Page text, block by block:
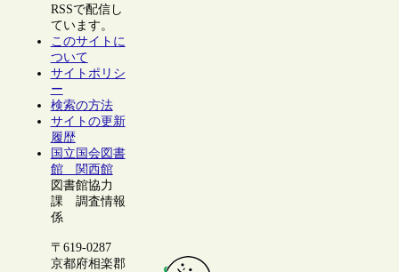
RSSで配信し
ています。
このサイトに
ついて
サイトポリシ
ー
検索の方法
サイトの更新
履歴
国立国会図書
館 関西館
図書館協力
課 調査情報
係
〒619-0287
京都府相楽郡